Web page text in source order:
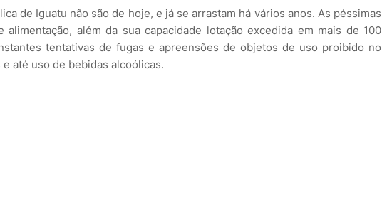
de Iguatu não são de hoje, e já se arrastam há vários anos. As péssimas
alimentação, além da sua capacidade lotação excedida em mais de 100
tentativas de fugas e apreensões de objetos de uso proibido no
até uso de bebidas alcoólicas.